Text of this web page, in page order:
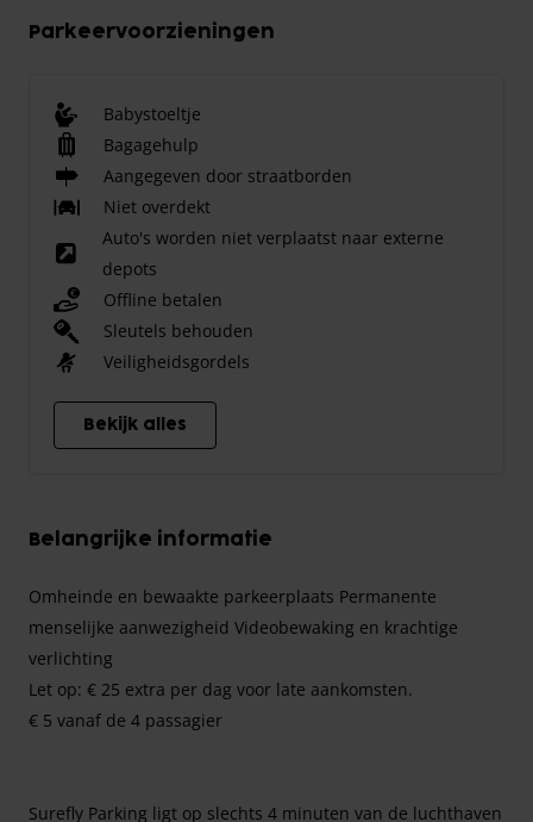
Parkeervoorzieningen
Babystoeltje
Bagagehulp
Aangegeven door straatborden
Niet overdekt
Auto's worden niet verplaatst naar externe
depots
Offline betalen
Sleutels behouden
Veiligheidsgordels
Bekijk alles
Belangrijke informatie
Omheinde en bewaakte parkeerplaats Permanente
menselijke aanwezigheid Videobewaking en krachtige
verlichting
Let op: € 25 extra per dag voor late aankomsten.
€ 5 vanaf de 4 passagier
Surefly Parking ligt op slechts 4 minuten van de luchthaven